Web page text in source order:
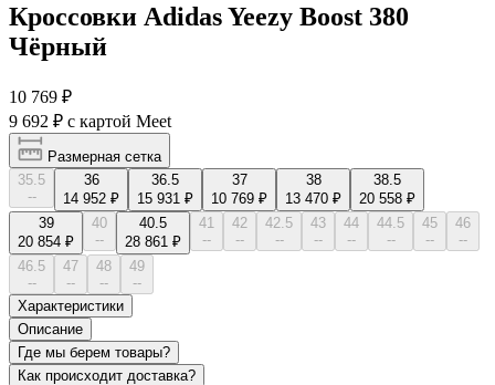
Кроссовки Adidas Yeezy Boost 380
Чёрный
10 769 ₽
9 692 ₽ с картой Meet
Размерная сетка
35.5
--
36
14 952 ₽
36.5
15 931 ₽
37
10 769 ₽
38
13 470 ₽
38.5
20 558 ₽
39
20 854 ₽
40
--
40.5
28 861 ₽
41
--
42
--
42.5
--
43
--
44
--
44.5
--
45
--
46
--
46.5
--
47
--
48
--
49
--
Характеристики
Описание
Где мы берем товары?
Как происходит доставка?